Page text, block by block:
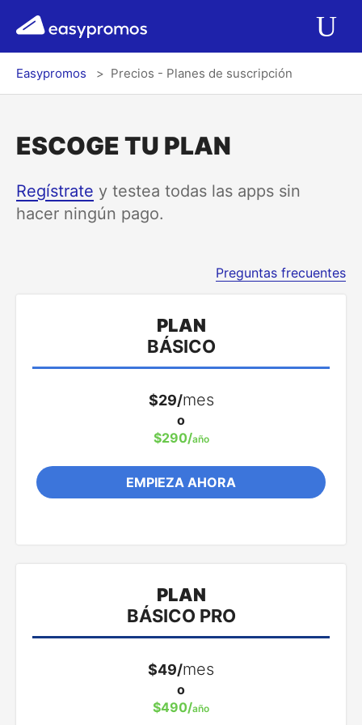
easypromos Ir al contenido
Aplicaciones
Soluciones
Integraciones
Precios
Registrarse
menú
Easypromos Precios - Planes de suscripción
ESCOGE TU PLAN
Regístrate y testea todas las apps sin
hacer ningún pago.
Preguntas frecuentes
PLAN
BÁSICO
$29/mes
o
$290/año
EMPIEZA AHORA
Características clave:
Sorteos en Facebook
Hasta 5000 comentarios
PLAN
BÁSICO PRO
$49/mes
o
$490/año
Características clave:
Sorteos en Facebook
Sin limite de comentarios